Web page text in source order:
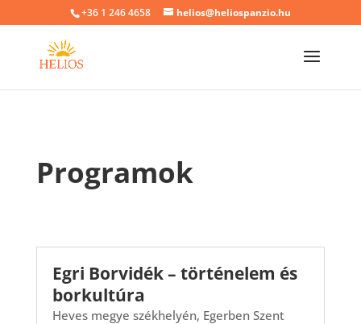
+36 1 246 4658 helios@heliospanzio.hu
Programok
Egri Borvidék – történelem és
borkultúra
Heves megye székhelyén, Egerben Szent